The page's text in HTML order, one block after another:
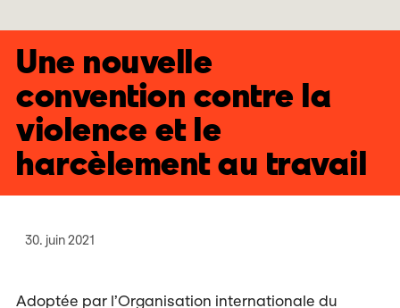
Une nouvelle
convention contre la
violence et le
harcèlement au travail
30. juin 2021
Adoptée par l’Organisation internationale du